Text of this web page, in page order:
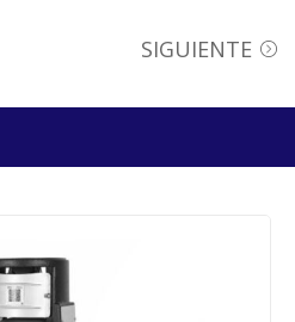
SIGUIENTE